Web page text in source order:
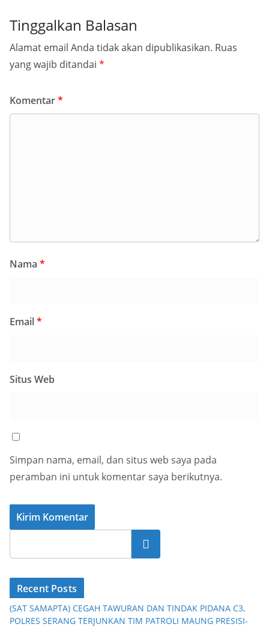
Tinggalkan Balasan
Alamat email Anda tidak akan dipublikasikan. Ruas
yang wajib ditandai *
Komentar*
Nama *
Email*
Situs Web
Simpan nama, email, dan situs web saya pada
peramban ini untuk komentar saya berikutnya.
Cari
Recent Posts
(SAT SAMAPTA) CEGAH TAWURAN DAN TINDAK PIDANA C3,
POLRES SERANG TERJUNKAN TIM PATROLI MAUNG PRESISI-